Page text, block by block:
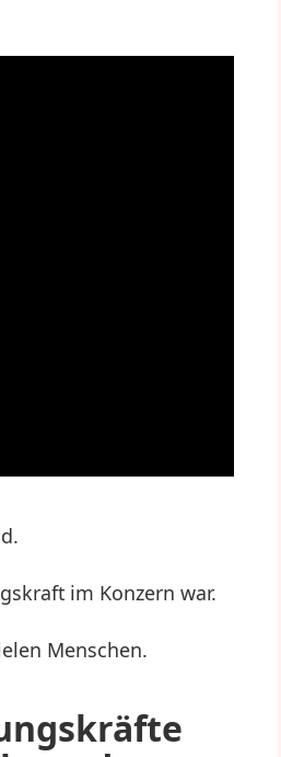
im Konzern war.
Menschen.